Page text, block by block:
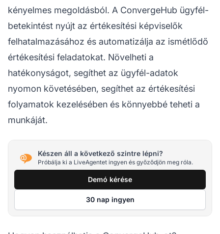
kényelmes megoldásból. A ConvergeHub ügyfél-
betekintést nyújt az értékesítési képviselők
felhatalmazásához és automatizálja az ismétlődő
értékesítési feladatokat. Növelheti a
hatékonyságot, segíthet az ügyfél-adatok
nyomon követésében, segíthet az értékesítési
folyamatok kezelésében és könnyebbé teheti a
munkáját.
Készen áll a következő szintre lépni?
Próbálja ki a LiveAgentet ingyen és győződjön meg róla.
Demó kérése
30 nap ingyen